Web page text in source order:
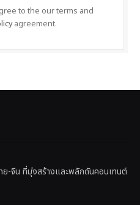
to the our terms and
agreement.
-จีน ที่มุ่งสร้างและพลักดันคอนเทนต์